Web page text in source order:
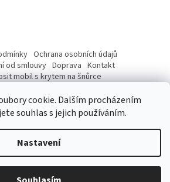
cookie. Dalším procházením
souhlas s jejich používáním.
Nastavení
do 17. 07. 2026 budeme mít provozní
Přijaté objednávky budeme expedovat
Ochrana osobních údajů
od smlouvy Doprava Kontakt
mobil s krytem na šnůrce
Vytvořil Shoptet